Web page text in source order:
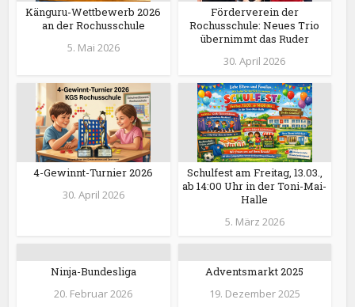
Känguru-Wettbewerb 2026
an der Rochusschule
5. Mai 2026
Förderverein der
Rochusschule: Neues Trio
übernimmt das Ruder
30. April 2026
4-Gewinnt-Turnier 2026
30. April 2026
Schulfest am Freitag, 13.03.,
ab 14:00 Uhr in der Toni-Mai-
Halle
5. März 2026
Ninja-Bundesliga
20. Februar 2026
Adventsmarkt 2025
19. Dezember 2025